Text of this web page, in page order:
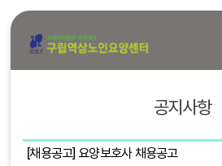
공지사항
[채용공고] 요양보호사 채용공고